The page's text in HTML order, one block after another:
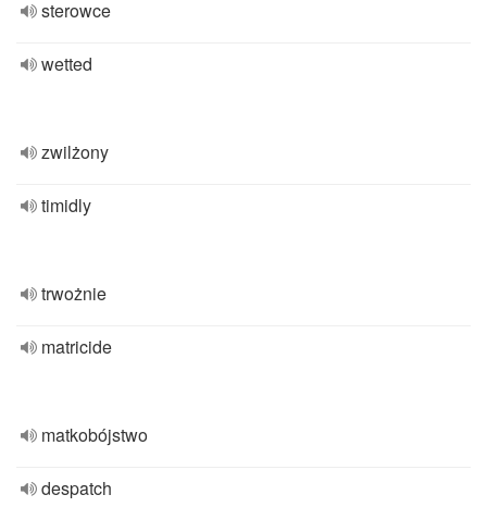
sterowce
wetted
zwilżony
timidly
trwożnie
matricide
matkobójstwo
despatch